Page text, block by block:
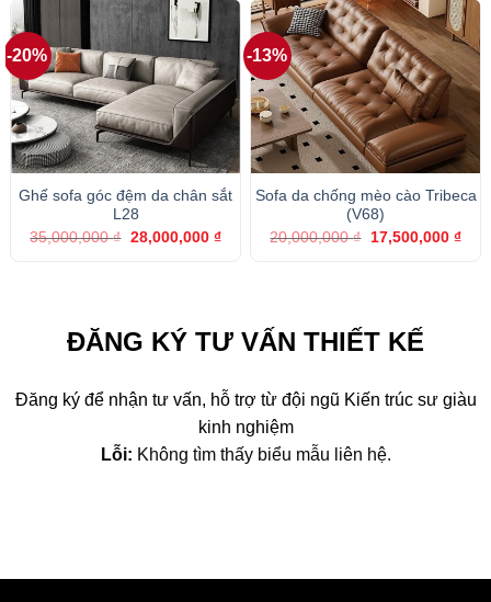
-20%
Ghế sofa góc đệm da chân sắt
L28
35,000,000₫ Giá
28,000,000 ₫Giá
-13%
Sofa da chống mèo cào Tribeca
(V68)
20,000,000₫
Giá
17,500,000 ₫Giá
ĐĂNG KÝ TƯ VẤN THIẾT KẾ
Đăng ký để nhận tư vấn, hỗ trợ từ đội ngũ Kiến trúc sư giàu
kinh nghiệm
Lỗi: Không tìm thấy biểu mẫu liên hệ.